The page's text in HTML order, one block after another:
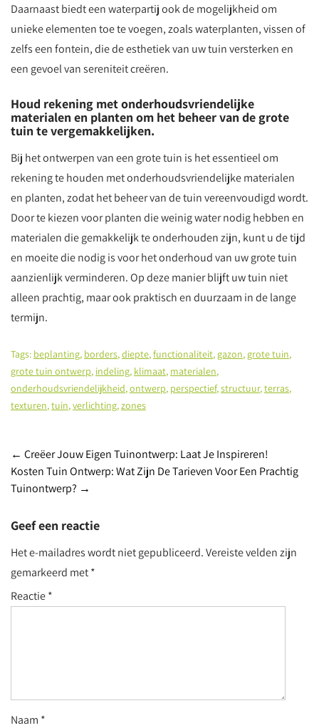
Daarnaast biedt een waterpartij ook de mogelijkheid om
unieke elementen toe te voegen, zoals waterplanten, vissen of
zelfs een fontein, die de esthetiek van uw tuin versterken en
een gevoel van sereniteit creëren.
Houd rekening met onderhoudsvriendelijke
materialen en planten om het beheer van de grote
tuin te vergemakkelijken.
Bij het ontwerpen van een grote tuin is het essentieel om
rekening te houden met onderhoudsvriendelijke materialen
en planten, zodat het beheer van de tuin vereenvoudigd wordt.
Door te kiezen voor planten die weinig water nodig hebben en
materialen die gemakkelijk te onderhouden zijn, kunt u de tijd
en moeite die nodig is voor het onderhoud van uw grote tuin
aanzienlijk verminderen. Op deze manier blijft uw tuin niet
alleen prachtig, maar ook praktisch en duurzaam in de lange
termijn.
Tags: beplanting, borders,diepte,functionaliteit, gazon, grote tuin,
grote tuin ontwerp, indeling, klimaat, materialen,
onderhoudsvriendelijkheid,ontwerp, perspectief,structuur,terras,
texturen,tuin,verlichting,zones
Post
navigation
← Creëer Jouw Eigen Tuinontwerp: Laat Je Inspireren!
Kosten Tuin Ontwerp: Wat Zijn De Tarieven Voor Een Prachtig
Tuinontwerp? →
Geef een reactie
Het e-mailadres wordt niet gepubliceerd.Vereiste velden zijn
gemarkeerd met*
Reactie*
Naam *